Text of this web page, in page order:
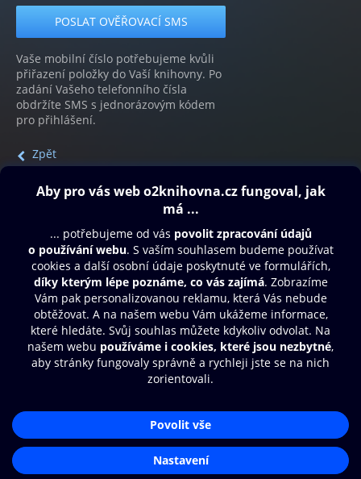
Vaše mobilní číslo potřebujeme kvůli
přiřazení položky do Vaší knihovny. Po
zadání Vašeho telefonního čísla
obdržíte SMS s jednorázovým kódem
pro přihlášení.
Zpět
Obsah ke stažení
Moje O2 Knihovna
Další zábava
© O2 Czech Republic a.s.
Přístupnost
Zásady zpracování osobních údajůAplikace O2 Knihovna
Čti a poslouchej své e-knihy a